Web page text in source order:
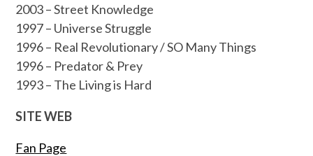
2003 – Street Knowledge
1997 – Universe Struggle
1996 – Real Revolutionary / SO Many Things
1996 – Predator & Prey
1993 – The Living is Hard
SITE WEB
Fan Page